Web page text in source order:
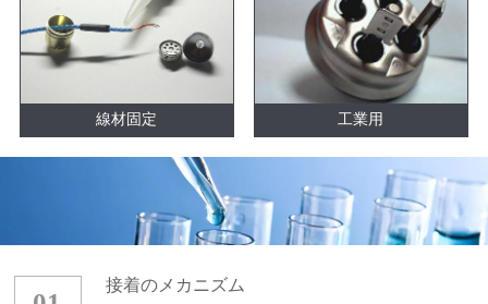
線材固定 工業用
接着のメカニズム